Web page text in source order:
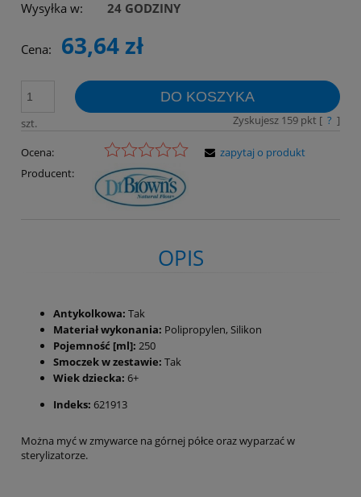
Wysyłka w:
24 GODZINY
Cena: 63,64 zł
szt.
DO KOSZYKA
Zyskujesz 159pkt [ ? ]
Ocena:
Producent:
zapytaj o produkt
OPIS
Antykolkowa: Tak
Materiał wykonania: Polipropylen, Silikon
Pojemność [ml]: 250
Smoczek w zestawie: Tak
Wiek dziecka: 6+
Indeks: 621913
Można myć w zmywarce na górnej półce oraz wyparzać w
sterylizatorze.